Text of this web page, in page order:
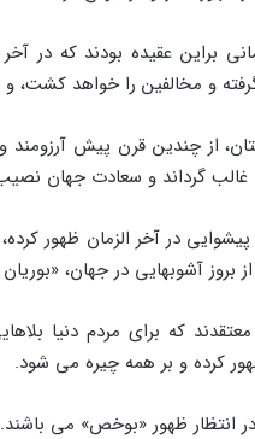
براین عقیده بودند که
و مخالفین را خواهد کشت، و
از چندین قرن پیش آرزومند
غالب گرداند و سعادت جهان
آشوبهایى در جهان، «بوریان
معتقدند که براى مردم دنیا
کرده و بر همه چیره مى شود.